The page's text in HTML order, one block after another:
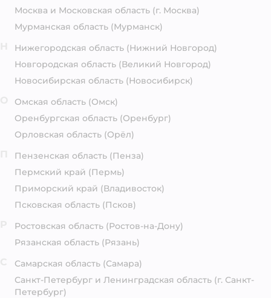
Москва и Московская область (г. Москва)
Мурманская область (Мурманск)
Нижегородская область (Нижний Новгород)
Новгородская область (Великий Новгород)
Новосибирская область (Новосибирск)
Омская область (Омск)
Оренбургская область (Оренбург)
Орловская область (Орёл)
Пензенская область (Пенза)
Пермский край (Пермь)
Приморский край (Владивосток)
Псковская область (Псков)
Ростовская область (Ростов-на-Дону)
Рязанская область (Рязань)
Самарская область (Самара)
Санкт-Петербург и Ленинградская область (г. Санкт-
Петербург)